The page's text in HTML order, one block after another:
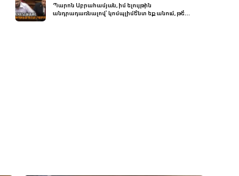
Պարոն Աբրահամյան, իմ ելույթին
անդրադառնալով՝ կոմպլիմե՞նտ եք անում, թե՞